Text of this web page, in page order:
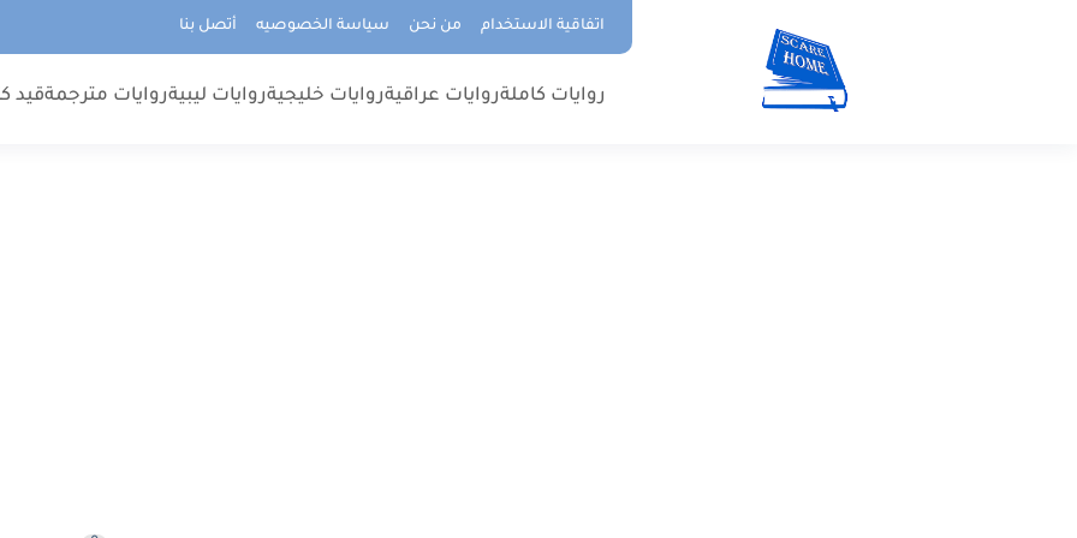
اتفاقية الاستخدام من نحن سياسة الخصوصيه أتصل بنا
روايات كاملةروايات عراقيةروايات خليجيةروايات ليبيةروايات مترجمةقيد